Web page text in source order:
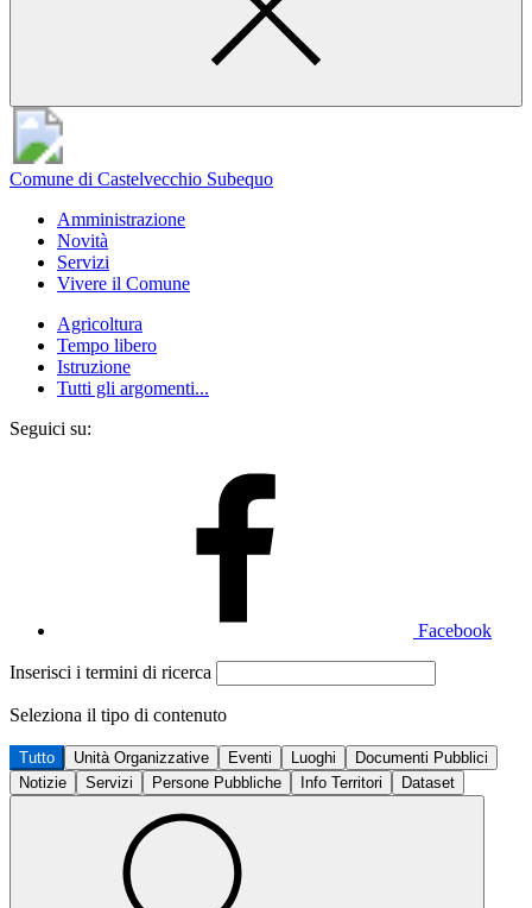
Comune di Castelvecchio Subequo
Amministrazione
Novità
Servizi
Vivere il Comune
Agricoltura
Tempo libero
Istruzione
Tutti gli argomenti...
Seguici su:
Facebook
Inserisci i termini di ricerca
Seleziona il tipo di contenuto
Tutto Unità Organizzative Eventi Luoghi
Documenti Pubblici
Notizie
Servizi Persone Pubbliche Info Territori Dataset